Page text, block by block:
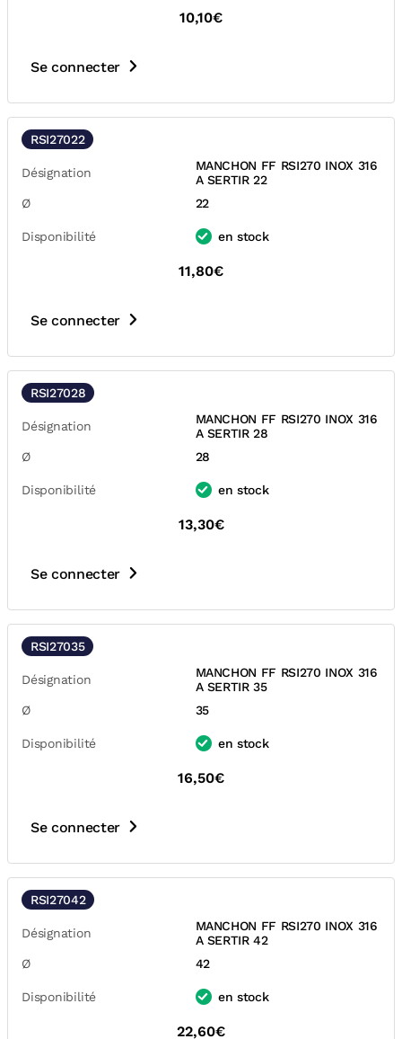
10,10€
Se connecter
RSI27022
Désignation
MANCHON FF RSI270 INOX 316
A SERTIR 22
Ø
22
Disponibilité en stock
11,80€
Se connecter
RSI27028
Désignation
MANCHON FF RSI270 INOX 316
A SERTIR 28
Ø
28
Disponibilité en stock
13,30€
Se connecter
RSI27035
Désignation
MANCHON FF RSI270 INOX 316
A SERTIR 35
Ø
35
Disponibilité en stock
16,50€
Se connecter
RSI27042
Désignation
MANCHON FF RSI270 INOX 316
A SERTIR 42
Ø
42
Disponibilité en stock
22,60€